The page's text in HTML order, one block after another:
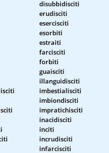
disubbidisciti
erudisciti
esercisciti
esorbiti
estraiti
farcisciti
forbiti
guaisciti
illanguidisciti
imbestialisciti
imbiondisciti
impratichisciti
inacidisciti
inciti
incrudisciti
infarcisciti